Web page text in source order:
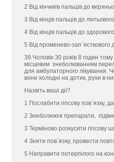
2 Вiд кiнчикiв пальцiв до
3 Вiд кiнцiв пальцiв до
4 Вiд кiнцiв пальцiв до
5 Вiд променево-зап`ясткового
39.Чоловiк 30 рокiв 8 годин
мiсцевим знеболюванням
для амбулаторного лiкування.
вони холоднi на дотик, рухи в
Назвiть вашi дii?
1 Послабити гiпсову пов`язку,
2 Знеболюючi препарати,
3 Термiново розкусити гiпсову
4 Зняти пов`язку, провести
5 Направити потерпiлого на